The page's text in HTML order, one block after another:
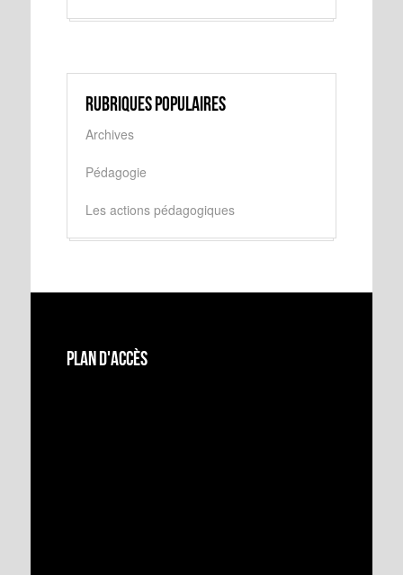
Rubriques populaires
Archives
Pédagogie
Les actions pédagogiques
Plan d'accès